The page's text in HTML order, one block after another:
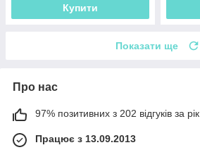
Купити
Показати ще
Про нас
97% позитивних з 202 відгуків за рік
Працює з 13.09.2013